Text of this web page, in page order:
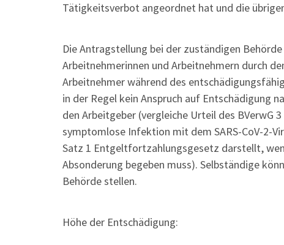
Tätigkeitsverbot angeordnet hat und die
Die Antragstellung bei der zuständigen
Arbeitnehmerinnen und Arbeitnehmern durch
Arbeitnehmer während des
in der Regel kein Anspruch auf Entschädigung
den Arbeitgeber (vergleiche Urteil des BVerwG
symptomlose Infektion mit dem SARS-CoV-2-
Satz 1 Entgeltfortzahlungsgesetz darstellt,
Absonderung begeben muss). Selbständige
Behörde stellen.
Höhe der Entschädigung: